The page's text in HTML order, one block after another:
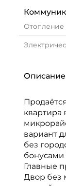
Отопление
Описание
вариант
без
Главные
Двор без